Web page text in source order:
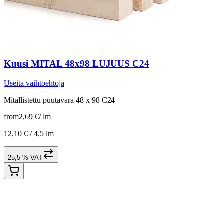
Kuusi MITAL 48x98 LUJUUS C24
Useita vaihtoehtoja
Mitallistettu puutavara 48 x 98 C24
from2,69 €/ lm
12,10 € /4,5 lm
25,5 % VAT